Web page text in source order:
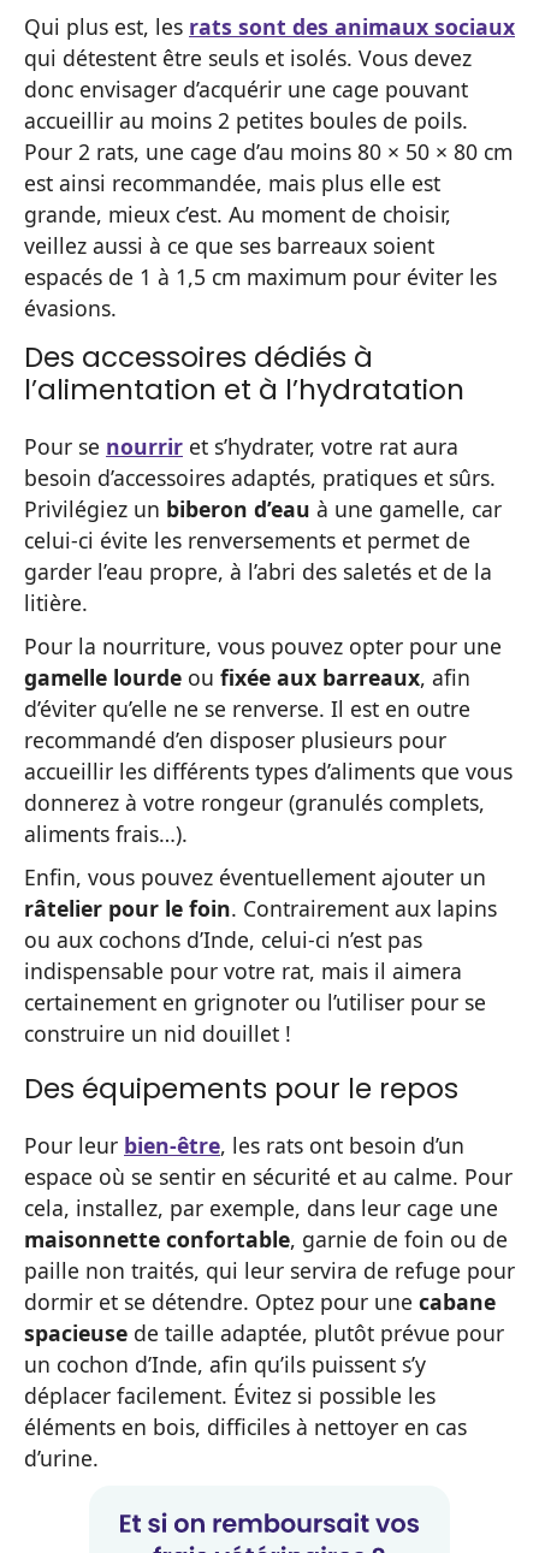
Qui plus est, les rats sont des animaux sociaux
qui détestent être seuls et isolés. Vous devez
donc envisager d’acquérir une cage pouvant
accueillir au moins 2 petites boules de poils.
Pour 2 rats, une cage d’au moins 80 × 50 × 80 cm
est ainsi recommandée, mais plus elle est
grande, mieux c’est. Au moment de choisir,
veillez aussi à ce que ses barreaux soient
espacés de 1 à 1,5 cm maximum pour éviter les
évasions.
Des accessoires dédiés à
l’alimentation et à l’hydratation
Pour se nourrir et s’hydrater, votre rat aura
besoin d’accessoires adaptés, pratiques et sûrs.
Privilégiez un biberon d’eau à une gamelle, car
celui-ci évite les renversements et permet de
garder l’eau propre, à l’abri des saletés et de la
litière.
Pour la nourriture, vous pouvez opter pour une
gamelle lourde ou fixée aux barreaux, afin
d’éviter qu’elle ne se renverse. Il est en outre
recommandé d’en disposer plusieurs pour
accueillir les différents types d’aliments que vous
donnerez à votre rongeur (granulés complets,
aliments frais…).
Enfin, vous pouvez éventuellement ajouter un
râtelier pour le foin. Contrairement aux lapins
ou aux cochons d’Inde, celui-ci n’est pas
indispensable pour votre rat, mais il aimera
certainement en grignoter ou l’utiliser pour se
construire un nid douillet !
Des équipements pour le repos
Pour leur bien-être, les rats ont besoin d’un
espace où se sentir en sécurité et au calme. Pour
cela, installez, par exemple, dans leur cage une
maisonnette confortable, garnie de foin ou de
paille non traités, qui leur servira de refuge pour
dormir et se détendre. Optez pour une cabane
spacieuse de taille adaptée, plutôt prévue pour
un cochon d’Inde, afin qu’ils puissent s’y
déplacer facilement. Évitez si possible les
éléments en bois, difficiles à nettoyer en cas
d’urine.